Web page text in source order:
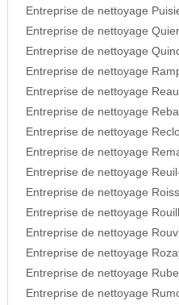
Entreprise de nettoyage
Entreprise de nettoyage
Entreprise de nettoyage
Entreprise de nettoyage
Entreprise de nettoyage
Entreprise de nettoyage
Entreprise de nettoyage
Entreprise de nettoyage
Entreprise de nettoyage
Entreprise de nettoyage
Entreprise de nettoyage
Entreprise de nettoyage
Entreprise de nettoyage
Entreprise de nettoyage
Entreprise de nettoyage